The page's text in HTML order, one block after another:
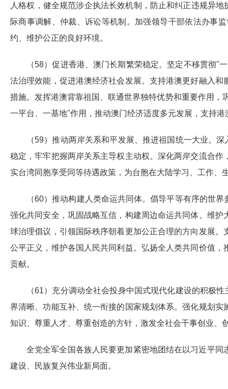
人格权，健全规范涉企执法长效机制，防止和纠正违规异
际商事调解、仲裁、诉讼等机制。加强领导干部依法办事
约、维护公正的良好环境。
（58）促进香港、澳门长期繁荣稳定。坚定不移贯彻
法治理效能，促进港澳经济社会发展。支持港澳更好融入
措施。发挥港澳背靠祖国、联通世界独特优势和重要作用
一平台、一基地"作用，推动澳门经济适度多元发展，支持
（59）推动两岸关系和平发展、推进祖国统一大业。
稳定，牢牢把握两岸关系主导权主动权。深化两岸交流合
实台湾同胞享受同等待遇政策，为台胞在大陆学习、工作、
（60）推动构建人类命运共同体。倡导平等有序的世
强化共同安全，巩固战略互信，构建周边命运共同体。维
球治理倡议，引领国际秩序朝着更加公正合理的方向发展
公平正义，维护各国人民共同利益。弘扬全人类共同价值
贡献。
（61）充分调动全社会投身中国式现代化建设的积极
界清晰、功能互补、统一衔接的国家规划体系。强化规划
知识、尊重人才、尊重创造的方针，激发全社会干事创业
全党全军全国各族人民要更加紧密地团结在以习近平
建设、民族复兴伟业新局面。